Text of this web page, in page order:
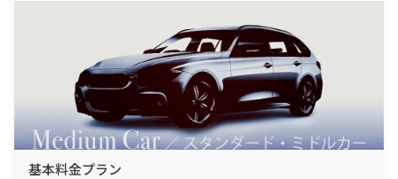
基本料金プラン